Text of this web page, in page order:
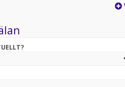
billigt......................... Teknisk
chassi med
multimediaenhet med
och klart! Du hittar fler
körkort / mopedkort! Lägg